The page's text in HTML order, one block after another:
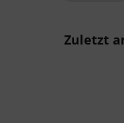
Zuletzt